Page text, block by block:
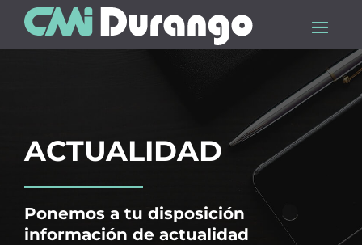
ACTUALIDAD
Ponemos a tu disposición
información de actualidad